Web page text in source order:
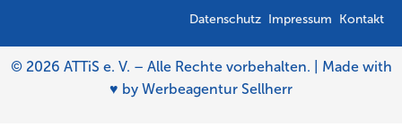
Datenschutz Impressum Kontakt
© 2026 ATTiS e. V. – Alle Rechte vorbehalten. | Made with
♥ by Werbeagentur Sellherr